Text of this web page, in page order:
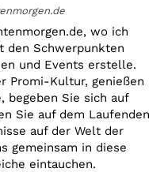
wo ich
den Schwerpunkten
und Events erstelle.
Promi-Kultur, genießen
begeben Sie sich auf
Sie auf dem Laufenden
auf der Welt der
gemeinsam in diese
eintauchen.